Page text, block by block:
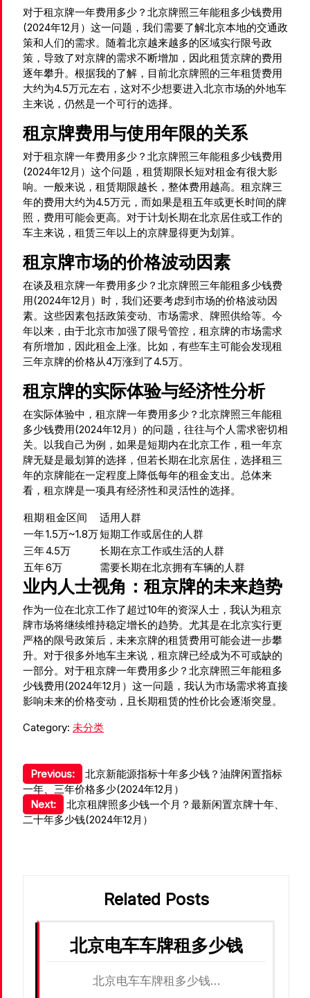
对于租京牌一年费用多少？北京牌照三年能租多少钱费用
(2024年12月）这一问题，我们需要了解北京本地的交通政
策和人们的需求。随着北京越来越多的区域实行限号政
策，导致了对京牌的需求不断增加，因此租赁京牌的费用
逐年攀升。根据我的了解，目前北京牌照的三年租赁费用
大约为4.5万元左右，这对不少想要进入北京市场的外地车
主来说，仍然是一个可行的选择。
租京牌费用与使用年限的关系
对于租京牌一年费用多少？北京牌照三年能租多少钱费用
(2024年12月）这个问题，租赁期限长短对租金有很大影
响。一般来说，租赁期限越长，整体费用越高。租京牌三
年的费用大约为4.5万元，而如果是租五年或更长时间的牌
照，费用可能会更高。对于计划长期在北京居住或工作的
车主来说，租赁三年以上的京牌显得更为划算。
租京牌市场的价格波动因素
在谈及租京牌一年费用多少？北京牌照三年能租多少钱费
用(2024年12月）时，我们还要考虑到市场的价格波动因
素。这些因素包括政策变动、市场需求、牌照供给等。今
年以来，由于北京市加强了限号管控，租京牌的市场需求
有所增加，因此租金上涨。比如，有些车主可能会发现租
三年京牌的价格从4万涨到了4.5万。
租京牌的实际体验与经济性分析
在实际体验中，租京牌一年费用多少？北京牌照三年能租
多少钱费用(2024年12月）的问题，往往与个人需求密切相
关。以我自己为例，如果是短期内在北京工作，租一年京
牌无疑是最划算的选择，但若长期在北京居住，选择租三
年的京牌能在一定程度上降低每年的租金支出。总体来
看，租京牌是一项具有经济性和灵活性的选择。
租期租金区间
适用人群
一年1.5万~1.8万短期工作或居住的人群
三年4.5万
长期在京工作或生活的人群
五年6万 需要长期在北京拥有车辆的人群
业内人士视角：租京牌的未来趋势
作为一位在北京工作了超过10年的资深人士，我认为租京
牌市场将继续维持稳定增长的趋势。尤其是在北京实行更
严格的限号政策后，未来京牌的租赁费用可能会进一步攀
升。对于很多外地车主来说，租京牌已经成为不可或缺的
一部分。对于租京牌一年费用多少？北京牌照三年能租多
少钱费用(2024年12月）这一问题，我认为市场需求将直接
影响未来的价格变动，且长期租赁的性价比会逐渐突显。
Category: 未分类
文
章
导
Previous:
北京新能源指标十年多少钱？油牌闲置指标
一年、三年价格多少(2024年12月）
Next:
北京租牌照多少钱一个月？最新闲置京牌十年、
二十年多少钱(2024年12月）
Related Posts
北京电车车牌租多少钱
北京电车车牌租多少钱…